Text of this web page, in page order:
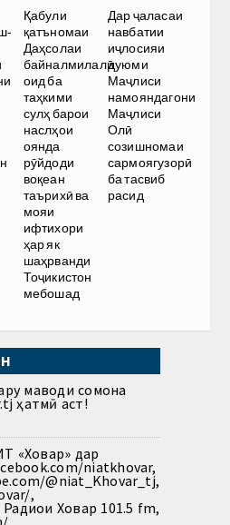
Қабули
қатъномаи
Даҳсолаи
байналмилалӣ
оид ба
таҳкими
сулҳ барои
наслҳои
оянда
рӯйдоди
воқеан
таърихӣ ва
мояи
ифтихори
ҳар як
шаҳрванди
Тоҷикистон
мебошад
Дар ҷаласаи
навбатии
иҷлосияи
дуюми
Маҷлиси
намояндагони
Маҷлиси
Олӣ
созишномаи
сармоягузорӣ
ба тасвиб
расид
маводи сомона
ҳатмӣ аст!
«Ховар» дар
niatkhovar,
@niat_Khovar_tj,
,
Ховар 101.5 fm,